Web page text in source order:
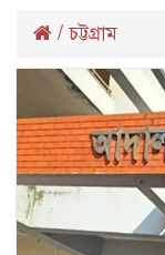
/চট্টগ্রাম